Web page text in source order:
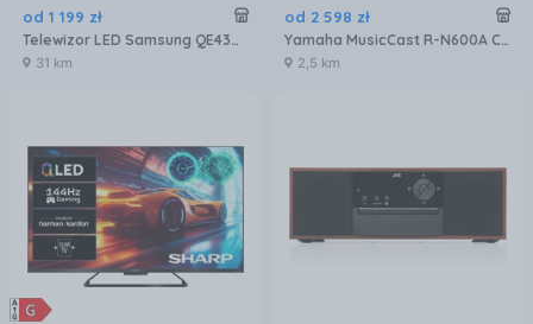
od 1 199 zł
Telewizor LED Samsung QE43Q7FAAU 43 cale 4K UHD
31 km
od 2 598 zł
Yamaha MusicCast R-N600A Czarny
2,5 km